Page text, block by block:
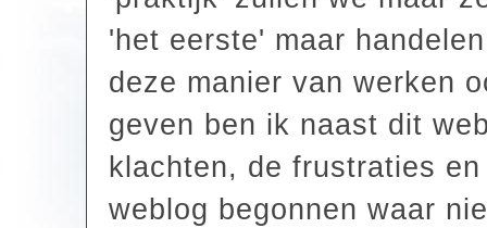
'het eerste' maar
deze manier van werken
geven ben ik naast dit
klachten, de frustraties
weblog begonnen waar